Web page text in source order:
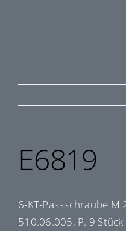
E6819
6-KT-Passschraube M
510.06.005, P. 9 Stück